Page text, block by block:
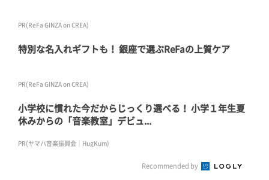
PR(ReFa GINZA on CREA)
特別な名入れギフトも！ 銀座で選ぶReFaの上質ケア
PR(ReFa GINZA on CREA)
小学校に慣れた今だからじっくり選べる！ 小学１年生夏
休みからの「音楽教室」デビュ...
PR(ヤマハ音楽振興会｜HugKum)
Recommended by